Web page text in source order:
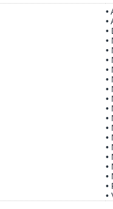
•
•
•
•
•
•
•
•
•
•
•
•
•
•
•
•
•
•
•
•